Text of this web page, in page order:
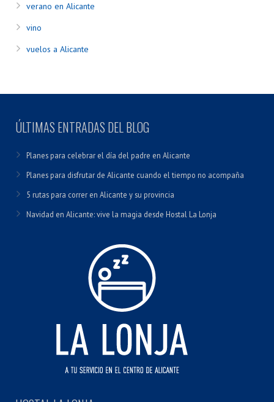
verano en Alicante
vino
vuelos a Alicante
ÚLTIMAS ENTRADAS DEL BLOG
Planes para celebrar el día del padre en Alicante
Planes para disfrutar de Alicante cuando el tiempo no acompaña
5 rutas para correr en Alicante y su provincia
Navidad en Alicante: vive la magia desde Hostal La Lonja